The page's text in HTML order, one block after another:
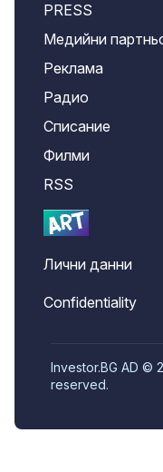
PRESS
Медийни
Реклама
Радио
Списание
Филми
RSS
Лични данни
Confidentiality
Investor.BG AD ©
reserved.